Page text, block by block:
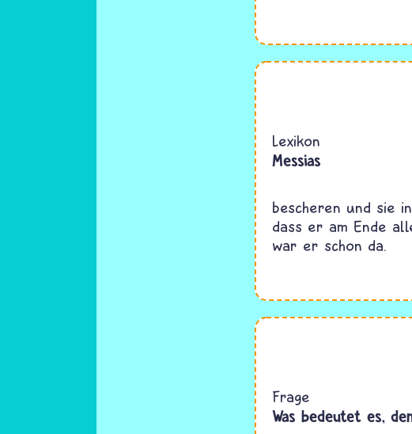
Lexikon
Messias
bescheren und sie
dass er am Ende
war er schon da.
Frage
Was bedeutet es,